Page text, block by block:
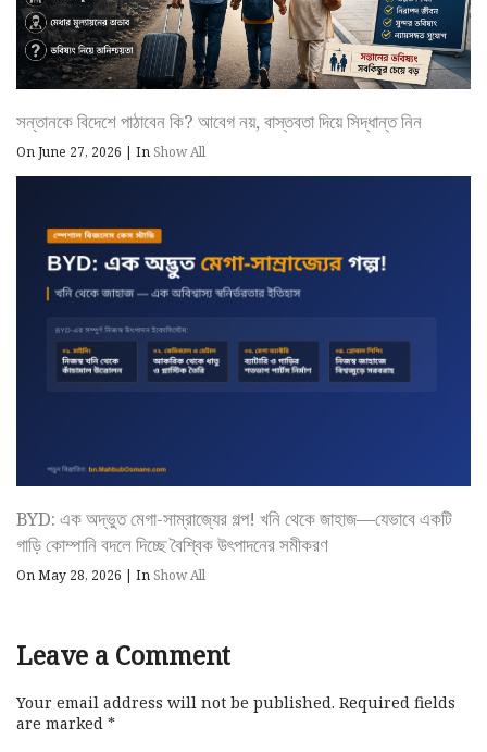
সন্তানকে বিদেশে পাঠাবেন কি? আবেগ নয়, বাস্তবতা দিয়ে সিদ্ধান্ত নিন
On June 27, 2026 InShow All
BYD: এক অদ্ভুত মেগা-সাম্রাজ্যের গল্প! খনি থেকে জাহাজ—যেভাবে একটি
গাড়ি কোম্পানি বদলে দিচ্ছে বৈশ্বিক উৎপাদনের সমীকরণ
On May 28, 2026 | InShow All
Leave a Comment
Your email address will not be published. Required fields
are marked *